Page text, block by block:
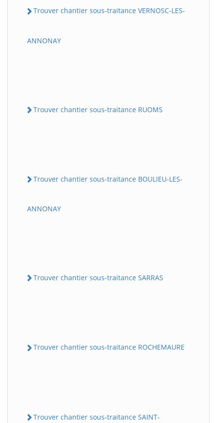
Trouver chantier sous-traitance VERNOSC-LES-
ANNONAY
Trouver chantier sous-traitance RUOMS
Trouver chantier sous-traitance BOULIEU-LES-
ANNONAY
Trouver chantier sous-traitance SARRAS
Trouver chantier sous-traitance ROCHEMAURE
Trouver chantier sous-traitance SAINT-